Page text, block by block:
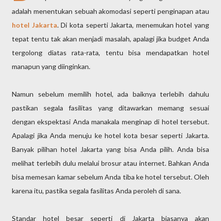
adalah menentukan sebuah akomodasi seperti penginapan atau
hotel Jakarta. Di kota seperti Jakarta, menemukan hotel yang
tepat tentu tak akan menjadi masalah, apalagi jika budget Anda
tergolong diatas rata-rata, tentu bisa mendapatkan hotel
manapun yang diinginkan.
Namun sebelum memilih hotel, ada baiknya terlebih dahulu
pastikan segala fasilitas yang ditawarkan memang sesuai
dengan ekspektasi Anda manakala menginap di hotel tersebut.
Apalagi jika Anda menuju ke hotel kota besar seperti Jakarta.
Banyak pilihan hotel Jakarta yang bisa Anda pilih. Anda bisa
melihat terlebih dulu melalui brosur atau internet. Bahkan Anda
bisa memesan kamar sebelum Anda tiba ke hotel tersebut. Oleh
karena itu, pastika segala fasilitas Anda peroleh di sana.
Standar hotel besar seperti di Jakarta biasanya akan